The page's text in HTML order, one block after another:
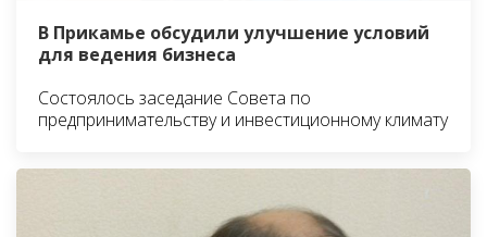
В Прикамье обсудили улучшение условий
для ведения бизнеса
Состоялось заседание Совета по
предпринимательству и инвестиционному климату